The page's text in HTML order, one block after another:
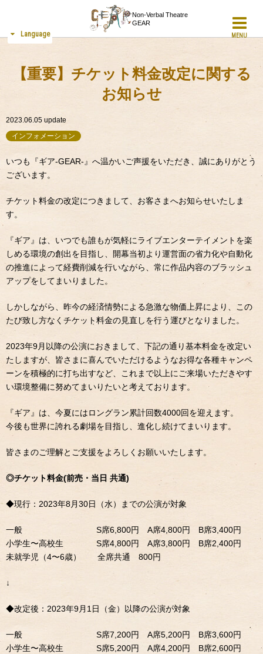
Non-Verbal Theatre
GEAR
MENU
Language
【重要】チケット料金改定に関する
お知らせ
2023.06.05 update
インフォメーション
いつも『ギア-GEAR-』へ温かいご声援をいただき、誠にありがとう
ございます。
チケット料金の改定につきまして、お客さまへお知らせいたしま
す。
『ギア』は、いつでも誰もが気軽にライブエンターテイメントを楽
しめる環境の創出を目指し、開幕当初より運営面の省力化や自動化
の推進によって経費削減を行いながら、常に作品内容のブラッシュ
アップをしてまいりました。
しかしながら、昨今の経済情勢による急激な物価上昇により、この
たび致し方なくチケット料金の見直しを行う運びとなりました。
2023年9月以降の公演におきまして、下記の通り基本料金を改定い
たしますが、皆さまに喜んでいただけるようなお得な各種キャンペ
ーンを積極的に打ち出すなど、これまで以上にご来場いただきやす
い環境整備に努めてまいりたいと考えております。
『ギア』は、今夏にはロングラン累計回数4000回を迎えます。
今後も世界に誇れる劇場を目指し、進化し続けてまいります。
皆さまのご理解とご支援をよろしくお願いいたします。
◎チケット料金(前売・当日 共通)
◆現行：2023年8月30日（水）までの公演が対象
一般 S席6,800円 A席4,800円 B席3,400円
小学生〜高校生 S席4,800円 A席3,800円 B席2,400円
未就学児（4〜6歳） 全席共通 800円
↓
◆改定後：2023年9月1日（金）以降の公演が対象
一般 S席7,200円 A席5,200円 B席3,600円
小学生〜高校生 S席5,200円 A席4,200円 B席2,600円